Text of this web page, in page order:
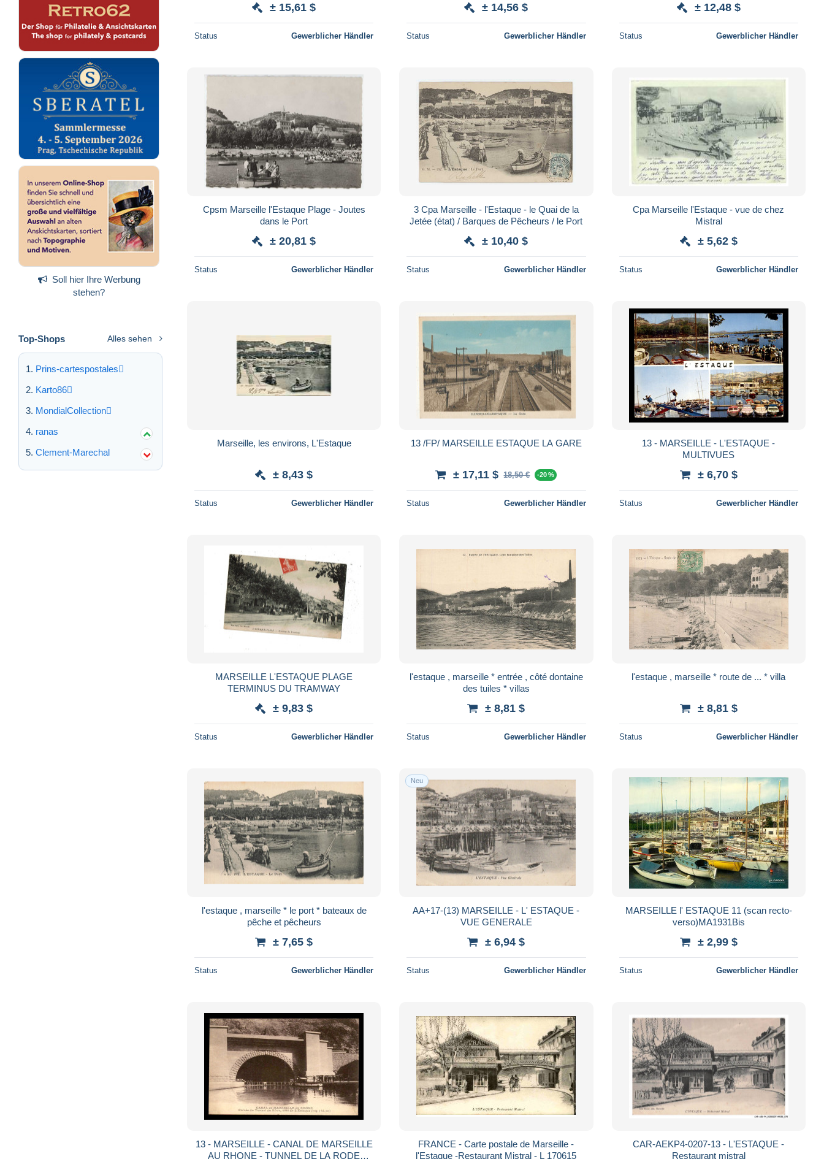
Soll hier Ihre Werbung
stehen?
Top-Shops Alles sehen
Prins-cartespostales
Karto86
MondialCollection
ranas
Clement-Marechal
± 15,61 $
Status Gewerblicher Händler
± 14,56 $
Status Gewerblicher Händler
± 12,48 $
Status Gewerblicher Händler
Cpsm Marseille l'Estaque Plage - Joutes
dans le Port
± 20,81 $
Status Gewerblicher Händler
3 Cpa Marseille - l'Estaque - le Quai de la
Jetée (état) / Barques de Pêcheurs / le Port
± 10,40 $
Status Gewerblicher Händler
Cpa Marseille l'Estaque - vue de chez
Mistral
± 5,62 $
Status Gewerblicher Händler
Marseille, les environs, L'Estaque
± 8,43 $
Status Gewerblicher Händler
13 /FP/ MARSEILLE ESTAQUE LA GARE
± 17,11 $ 18,50 € -20 %
Status Gewerblicher Händler
13 - MARSEILLE - L'ESTAQUE -
MULTIVUES
± 6,70 $
Status Gewerblicher Händler
MARSEILLE L'ESTAQUE PLAGE
TERMINUS DU TRAMWAY
± 9,83 $
Status Gewerblicher Händler
l'estaque , marseille * entrée , côté dontaine
des tuiles * villas
± 8,81 $
Status Gewerblicher Händler
l'estaque , marseille * route de ... * villa
± 8,81 $
Status Gewerblicher Händler
l'estaque , marseille * le port * bateaux de
pêche et pêcheurs
± 7,65 $
Status Gewerblicher Händler
Neu
AA+17-(13) MARSEILLE - L' ESTAQUE -
VUE GENERALE
± 6,94 $
Status Gewerblicher Händler
MARSEILLE l' ESTAQUE 11 (scan recto-
verso)MA1931Bis
± 2,99 $
Status Gewerblicher Händler
13 - MARSEILLE - CANAL DE MARSEILLE
AU RHONE - TUNNEL DE LA RODE
FRANCE - Carte postale de Marseille -
l'Estaque -Restaurant Mistral - L 170615
CAR-AEKP4-0207-13 - L'ESTAQUE -
Restaurant mistral